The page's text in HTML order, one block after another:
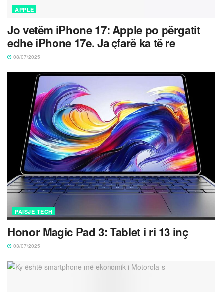
APPLE
Jo vetëm iPhone 17: Apple po përgatit
edhe iPhone 17e. Ja çfarë ka të re
08/07/2025
PAISJE TECH
Honor Magic Pad 3: Tablet i ri 13 inç
03/07/2025